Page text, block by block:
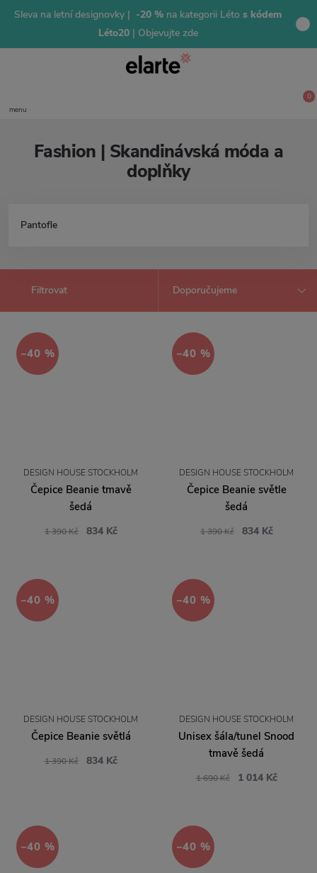
Sleva na letní designovky | -20 % na kategorii Léto s kódem
Léto20 | Objevujte zde
menu
0
Fashion | Skandinávská móda a
doplňky
Pantofle
Filtrovat
−40 %
DESIGN HOUSE STOCKHOLM
Čepice Beanie tmavě
šedá
1 390 Kč 834 Kč
−40 %
DESIGN HOUSE STOCKHOLM
Čepice Beanie světle
šedá
1 390 Kč 834 Kč
−40 %
DESIGN HOUSE STOCKHOLM
Čepice Beanie světlá
1 390 Kč 834 Kč
−40 %
DESIGN HOUSE STOCKHOLM
Unisex šála/tunel Snood
tmavě šedá
1 690 Kč 1 014 Kč
−40 % −40 %